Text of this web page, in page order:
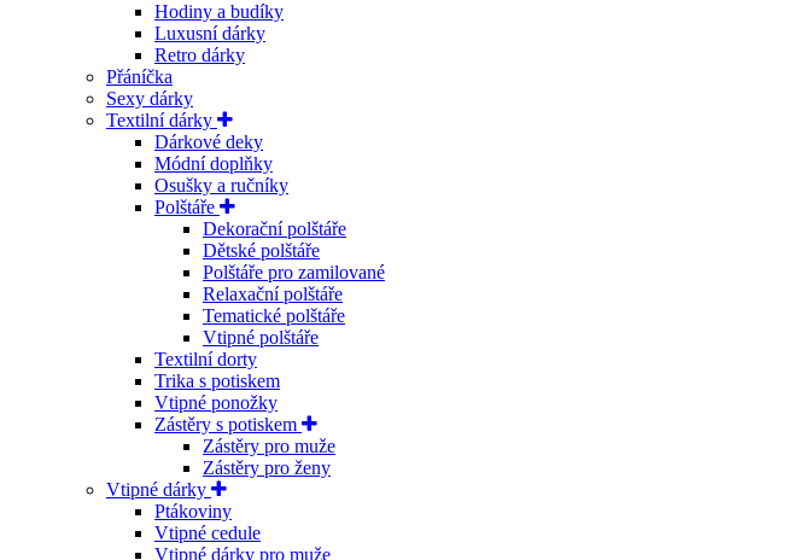
Hodiny a budíky
Luxusní dárky
Retro dárky
Přáníčka
Sexy dárky
Textilní dárky
Dárkové deky
Módní doplňky
Osušky a ručníky
Polštáře
Dekorační polštáře
Dětské polštáře
Polštáře pro zamilované
Relaxační polštáře
Tematické polštáře
Vtipné polštáře
Textilní dorty
Trika s potiskem
Vtipné ponožky
Zástěry s potiskem
Zástěry pro muže
Zástěry pro ženy
Vtipné dárky
Ptákoviny
Vtipné cedule
Vtipné dárky pro muže